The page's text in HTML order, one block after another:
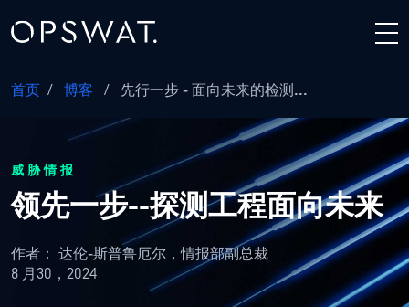
首页 / 博客 / 先行一步 - 面向未来的检测...
威胁情报
领先一步--探测工程面向未来
作者： 达伦-斯普鲁厄尔，情报部副总裁
8 月30，2024